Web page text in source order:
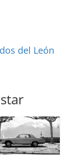
del León